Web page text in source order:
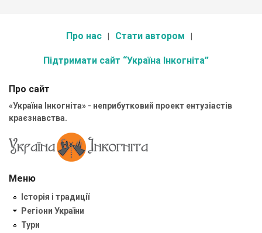
Про нас Стати автором
Підтримати сайт “Україна Інкогніта”
Про сайт
«Україна Інкогніта» - неприбутковий проект ентузіастів
краєзнавства.
Меню
Історія і традиції
Регіони України
Тури